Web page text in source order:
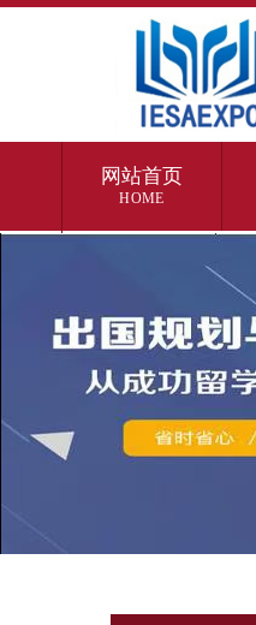
网站首页
HOME